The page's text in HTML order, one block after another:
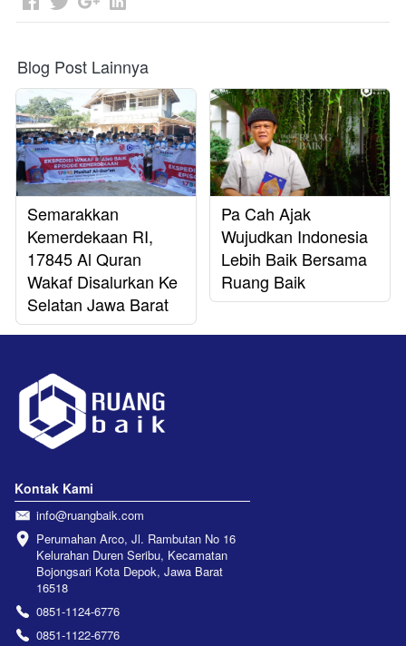
Blog Post Lainnya
Semarakkan
Kemerdekaan RI,
17845 Al Quran
Wakaf Disalurkan Ke
Selatan Jawa Barat
Pa Cah Ajak
Wujudkan Indonesia
Lebih Baik Bersama
Ruang Baik
Kontak Kami
info@ruangbaik.com
Perumahan Arco, Jl. Rambutan No 16
Kelurahan Duren Seribu, Kecamatan
Bojongsari Kota Depok, Jawa Barat
16518
0851-1124-6776
0851-1122-6776